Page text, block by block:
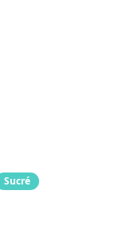
Sucré